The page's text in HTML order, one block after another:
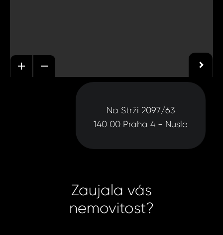
Na Strži 2097/63
140 00 Praha 4 - Nusle
Zaujala vás
nemovitost?